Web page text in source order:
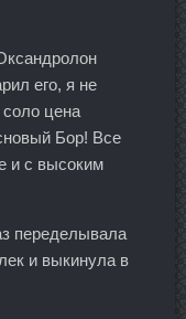
его, я не
цена
Бор! Все
и с высоким
переделывала
и выкинула в